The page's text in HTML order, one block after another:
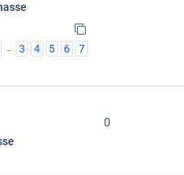
… 3 4 5 6 7
0